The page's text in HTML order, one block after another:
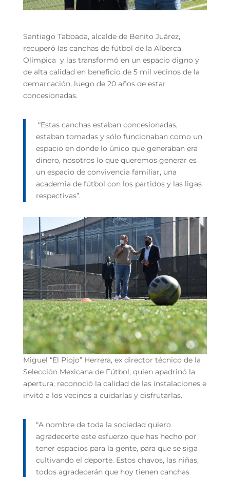
Santiago Taboada, alcalde de Benito Juárez,
recuperó las canchas de fútbol de la Alberca
Olímpica y las transformó en un espacio digno y
de alta calidad en beneficio de 5 mil vecinos de la
demarcación, luego de 20 años de estar
concesionadas.
“Estas canchas estaban concesionadas,
estaban tomadas y sólo funcionaban como un
espacio en donde lo único que generaban era
dinero, nosotros lo que queremos generar es
un espacio de convivencia familiar, una
academia de fútbol con los partidos y las ligas
respectivas”.
Miguel “El Piojo” Herrera, ex director técnico de la
Selección Mexicana de Fútbol, quien apadrinó la
apertura, reconoció la calidad de las instalaciones e
invitó a los vecinos a cuidarlas y disfrutarlas.
“A nombre de toda la sociedad quiero
agradecerte este esfuerzo que has hecho por
tener espacios para la gente, para que se siga
cultivando el deporte. Estos chavos, las niñas,
todos agradecerán que hoy tienen canchas